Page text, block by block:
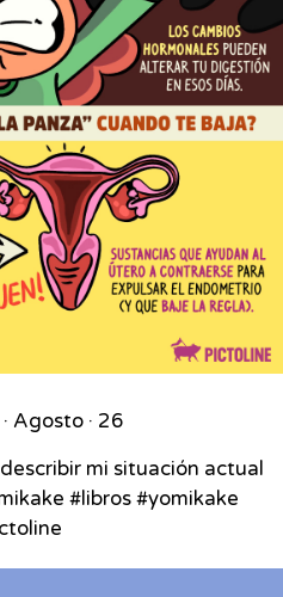
Agosto · 26
mi situación actual
#libros #yomikake